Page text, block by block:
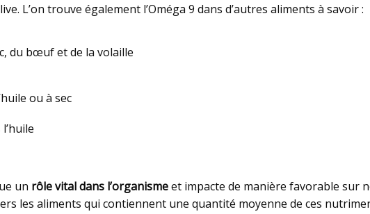
L’on trouve également l’Oméga 9 dans d’autres aliments à savoir :
du bœuf et de la volaille
ou à sec
un rôle vital dans l’organismeet impacte de manière favorable sur
les aliments qui contiennent une quantité moyenne de ces